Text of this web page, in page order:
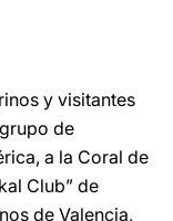
y visitantes
de
a la Coral de
Club” de
de Valencia,